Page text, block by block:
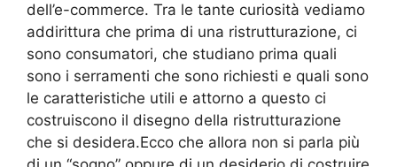
dell’e-commerce. Tra le tante curiosità vediamo
addirittura che prima di una ristrutturazione, ci
sono consumatori, che studiano prima quali
sono i serramenti che sono richiesti e quali sono
le caratteristiche utili e attorno a questo ci
costruiscono il disegno della ristrutturazione
che si desidera.Ecco che allora non si parla più